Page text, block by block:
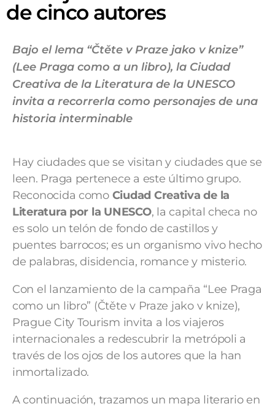
de cinco autores
Bajo el lema “Čtěte v Praze jako v knize”
(Lee Praga como a un libro), la Ciudad
Creativa de la Literatura de la UNESCO
invita a recorrerla como personajes de una
historia interminable
Hay ciudades que se visitan y ciudades que se
leen. Praga pertenece a este último grupo.
Reconocida como Ciudad Creativa de la
Literatura por la UNESCO, la capital checa no
es solo un telón de fondo de castillos y
puentes barrocos; es un organismo vivo hecho
de palabras, disidencia, romance y misterio.
Con el lanzamiento de la campaña “Lee Praga
como un libro” (Čtěte v Praze jako v knize),
Prague City Tourism invita a los viajeros
internacionales a redescubrir la metrópoli a
través de los ojos de los autores que la han
inmortalizado.
A continuación, trazamos un mapa literario en